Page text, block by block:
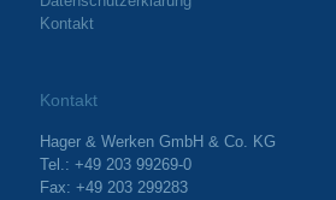
Kontakt
Kontakt
Hager & Werken GmbH & Co. KG
Tel.: +49 203 99269-0
Fax: +49 203 299283